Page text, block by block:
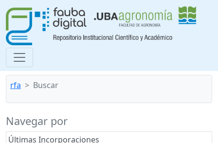
rfa Buscar
Navegar por
Últimas Incorporaciones